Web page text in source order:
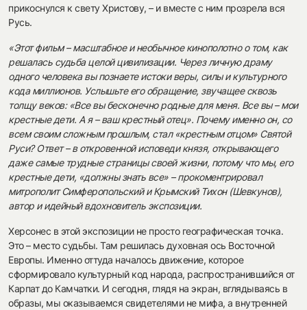
прикоснулся к свету Христову, – и вместе с ним прозрела вся
Русь.
«Этот фильм – масштабное и необычное кинополотно о том, как
решалась судьба целой цивилизации. Через личную драму
одного человека вы познаете истоки веры, силы и культурного
кода миллионов. Услышьте его обращение, звучащее сквозь
толщу веков: «Все вы бесконечно родные для меня. Все вы – мои
крестные дети. А я – ваш крестный отец». Почему именно он, со
всем своим сложным прошлым, стал «крестным отцом» Святой
Руси? Ответ – в откровенной исповеди князя, открывающего
даже самые трудные страницы своей жизни, потому что мы, его
крестные дети, «должны знать все» – прокоментрировал
митрополит Симферопольский и Крымский Тихон (Шевкунов),
автор и идейный вдохновитель экспозиции.
Херсонес в этой экспозиции не просто географическая точка.
Это – место судьбы. Там решилась духовная ось Восточной
Европы. Именно оттуда началось движение, которое
сформировало культурный код народа, распространившийся от
Карпат до Камчатки. И сегодня, глядя на экран, вглядываясь в
образы, мы оказываемся свидетелями не мифа, а внутренней